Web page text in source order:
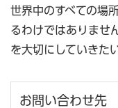
世界中のすべての場
るわけではありませ
を大切にしていきた
お問い合わせ先